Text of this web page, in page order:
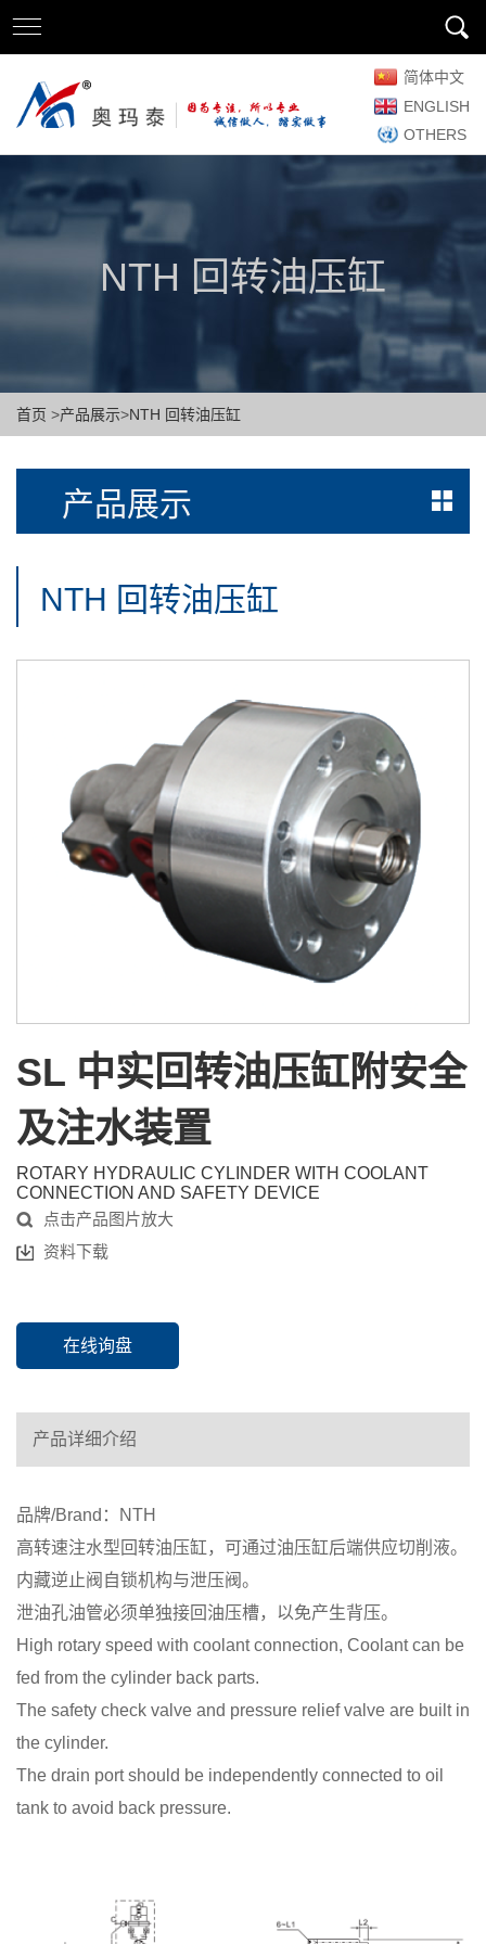
简体中文
ENGLISH
OTHERS
NTH 回转油压缸
首页 >产品展示>NTH 回转油压缸
产品展示
NTH 回转油压缸
SL 中实回转油压缸附安全
及注水装置
ROTARY HYDRAULIC CYLINDER WITH COOLANT
CONNECTION AND SAFETY DEVICE
点击产品图片放大
资料下载
在线询盘
产品详细介绍
品牌/Brand：NTH
高转速注水型回转油压缸，可通过油压缸后端供应切削液。
内藏逆止阀自锁机构与泄压阀。
泄油孔油管必须单独接回油压槽，以免产生背压。
High rotary speed with coolant connection, Coolant can be
fed from the cylinder back parts.
The safety check valve and pressure relief valve are built in
the cylinder.
The drain port should be independently connected to oil
tank to avoid back pressure.